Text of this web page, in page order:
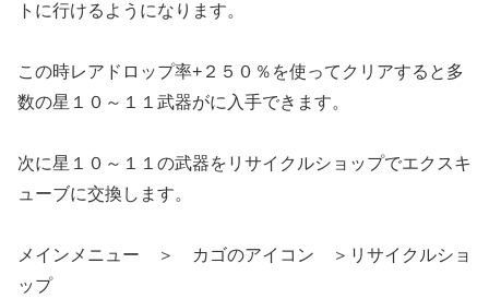
トに行けるようになります。
この時レアドロップ率+２５０％を使ってクリアすると多
数の星１０～１１武器がに入手できます。
次に星１０～１１の武器をリサイクルショップでエクスキ
ューブに交換します。
メインメニュー ＞ カゴのアイコン ＞リサイクルショ
ップ